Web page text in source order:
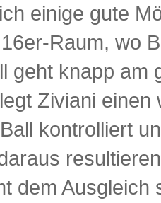
einige gute
Raum, wo
geht knapp am
Ziviani
kontrolliert
dem